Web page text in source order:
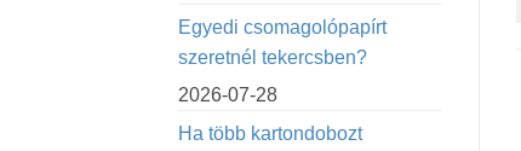
Egyedi csomagolópapírt
szeretnél tekercsben?
2026-07-28
Ha több kartondobozt